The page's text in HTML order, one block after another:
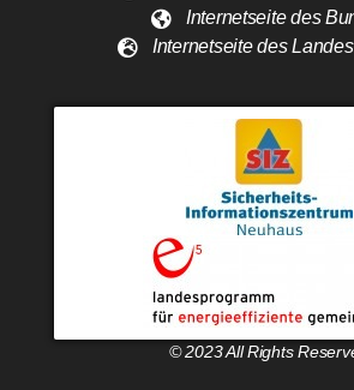
Internetseite des
Internetseite des
© 2023 All Rights